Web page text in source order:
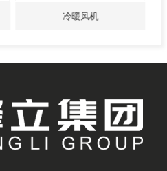
冷暖风机